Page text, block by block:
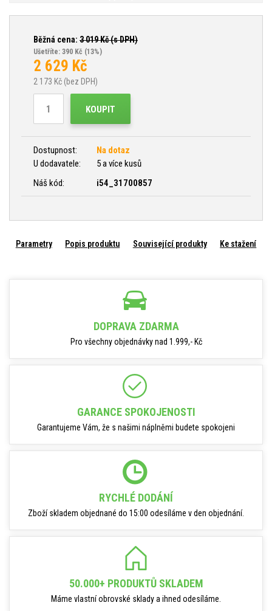
Běžná cena: 3 019Kč (s DPH)
Ušetříte: 390 Kč (13%)
2 629 Kč
2 173 Kč (bez DPH)
KOUPIT
Dostupnost:
Na dotaz
U dodavatele:
5 a více kusů
Náš kód:
i54_31700857
Parametry Popis produktu Související produkty Ke stažení
DOPRAVA ZDARMA
Pro všechny objednávky nad 1.999,- Kč
GARANCE SPOKOJENOSTI
Garantujeme Vám, že s našimi náplněmi budete spokojeni
RYCHLÉ DODÁNÍ
Zboží skladem objednané do 15:00 odesíláme v den objednání.
50.000+ PRODUKTŮ SKLADEM
Máme vlastní obrovské sklady a ihned odesíláme.